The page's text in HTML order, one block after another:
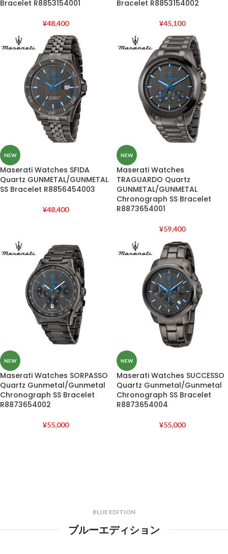
Bracelet R8853154001
¥48,400
Bracelet R8853154002
¥45,100
NEW
Maserati Watches SFIDA
Quartz GUNMETAL/GUNMETAL
SS Bracelet R8856454003
¥48,400
NEW
Maserati Watches
TRAGUARDO Quartz
GUNMETAL/GUNMETAL
Chronograph SS Bracelet
R8873654001
¥59,400
NEW
Maserati Watches SORPASSO
Quartz Gunmetal/Gunmetal
Chronograph SS Bracelet
R8873654002
¥55,000
NEW
Maserati Watches SUCCESSO
Quartz Gunmetal/Gunmetal
Chronograph SS Bracelet
R8873654004
¥55,000
BLUE EDITION
ブルーエディション